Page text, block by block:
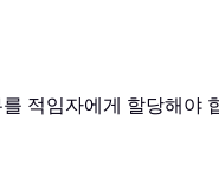
적임자에게 할당해야